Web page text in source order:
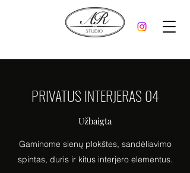
PRIVATUS INTERJERAS 04
Užbaigta
Gaminome sienų plokštes, sandėliavimo
spintas, duris ir kitus interjero elementus.